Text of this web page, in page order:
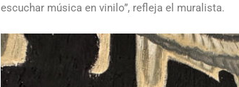
escuchar música en vinilo”, refleja el muralista.